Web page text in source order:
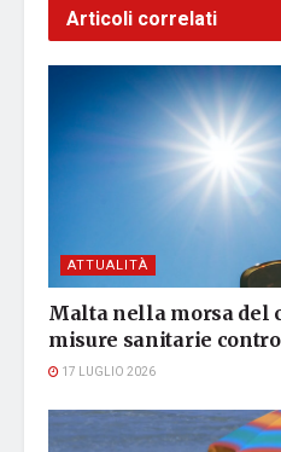
Articoli correlati
ATTUALITÀ
Malta nella morsa del
misure sanitarie
17 LUGLIO 2026